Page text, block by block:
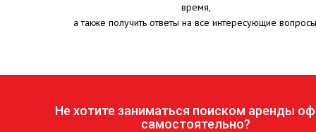
время,
а также получить ответы на все интересующие
Не хотите заниматься поиском аренды
самостоятельно?